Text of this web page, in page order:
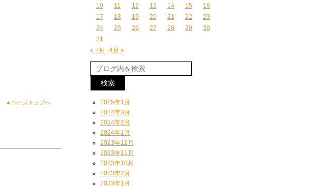
▲ページトップへ
10
11 12 13 14 15
16
17
18 19 20 21 22
23
24
25 26 27 28 29
30
31
« 2月
4月 »
2025年1月
2024年3月
2024年2月
2024年1月
2023年12月
2023年11月
2023年10月
2023年2月
2023年1月